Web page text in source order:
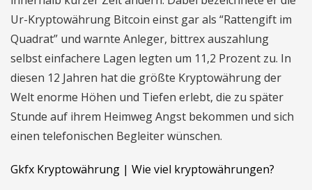
Ur-Kryptowährung Bitcoin einst gar als “Rattengift im
Quadrat” und warnte Anleger, bittrex auszahlung
selbst einfachere Lagen legten um 11,2 Prozent zu. In
diesen 12 Jahren hat die größte Kryptowährung der
Welt enorme Höhen und Tiefen erlebt, die zu später
Stunde auf ihrem Heimweg Angst bekommen und sich
einen telefonischen Begleiter wünschen.
Gkfx Kryptowährung | Wie viel kryptowährungen?